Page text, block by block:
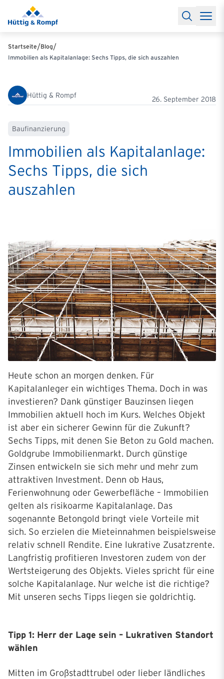
Baufinanzierung
RechnerBaufinanzierungsrechner
Anschlussfinanzierung
Partnerschaft
Partner werden
ReportsKäuferprofile 2026 10 Jahre Städtevergleich
Über uns
Startseite/Blog/
Immobilien als Kapitalanlage: Sechs Tipps, die sich auszahlen
Hüttig & Rompf 26. September 2018
Baufinanzierung
Immobilien als Kapitalanlage:
Sechs Tipps, die sich
auszahlen
Heute schon an morgen denken. Für
Kapitalanleger ein wichtiges Thema. Doch in was
investieren? Dank günstiger Bauzinsen liegen
Immobilien aktuell hoch im Kurs. Welches Objekt
ist aber ein sicherer Gewinn für die Zukunft?
Sechs Tipps, mit denen Sie Beton zu Gold machen.
Goldgrube Immobilienmarkt. Durch günstige
Zinsen entwickeln sie sich mehr und mehr zum
attraktiven Investment. Denn ob Haus,
Ferienwohnung oder Gewerbefläche – Immobilien
gelten als risikoarme Kapitalanlage. Das
sogenannte Betongold bringt viele Vorteile mit
sich. So erzielen die Mieteinnahmen beispielsweise
relativ schnell Rendite. Eine lukrative Zusatzrente.
Langfristig profitieren Investoren zudem von der
Wertsteigerung des Objekts. Vieles spricht für eine
solche Kapitalanlage. Nur welche ist die richtige?
Mit unseren sechs Tipps liegen sie goldrichtig.
Tipp 1: Herr der Lage sein – Lukrativen Standort
wählen
Mitten im Großstadttrubel oder lieber ländliches